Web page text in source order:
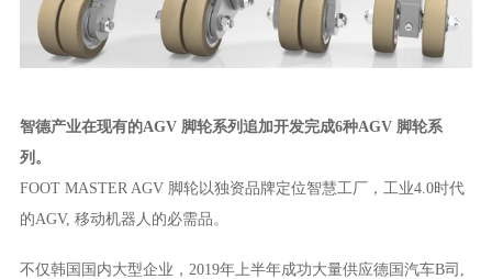
智德产业在现有的AGV 脚轮系列追加开发完成6种AGV 脚轮系
列。
FOOT MASTER AGV 脚轮以独资品牌定位智慧工厂，工业4.0时代
的AGV, 移动机器人的必需品。
不仅韩国国内大型企业， 2019年上半年成功大量供应德国汽车B司 ,